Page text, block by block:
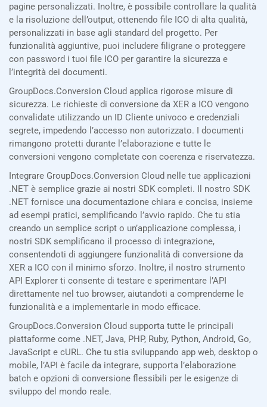
pagine personalizzati. Inoltre, è possibile controllare la qualità
e la risoluzione dell’output, ottenendo file ICO di alta qualità,
personalizzati in base agli standard del progetto. Per
funzionalità aggiuntive, puoi includere filigrane o proteggere
con password i tuoi file ICO per garantire la sicurezza e
l’integrità dei documenti.
GroupDocs.Conversion Cloud applica rigorose misure di
sicurezza. Le richieste di conversione da XER a ICO vengono
convalidate utilizzando un ID Cliente univoco e credenziali
segrete, impedendo l’accesso non autorizzato. I documenti
rimangono protetti durante l’elaborazione e tutte le
conversioni vengono completate con coerenza e riservatezza.
Integrare GroupDocs.Conversion Cloud nelle tue applicazioni
.NET è semplice grazie ai nostri SDK completi. Il nostro SDK
.NET fornisce una documentazione chiara e concisa, insieme
ad esempi pratici, semplificando l’avvio rapido. Che tu stia
creando un semplice script o un’applicazione complessa, i
nostri SDK semplificano il processo di integrazione,
consentendoti di aggiungere funzionalità di conversione da
XER a ICO con il minimo sforzo. Inoltre, il nostro strumento
API Explorer ti consente di testare e sperimentare l’API
direttamente nel tuo browser, aiutandoti a comprenderne le
funzionalità e a implementarle in modo efficace.
GroupDocs.Conversion Cloud supporta tutte le principali
piattaforme come .NET, Java, PHP, Ruby, Python, Android, Go,
JavaScript e cURL. Che tu stia sviluppando app web, desktop o
mobile, l’API è facile da integrare, supporta l’elaborazione
batch e opzioni di conversione flessibili per le esigenze di
sviluppo del mondo reale.